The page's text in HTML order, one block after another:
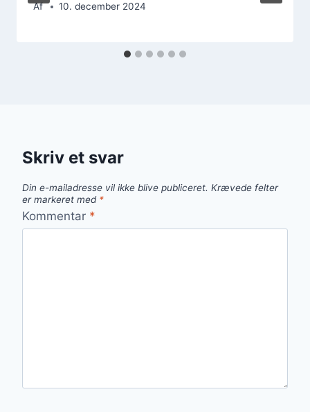
Af 10. december 2024
Skriv et svar
Din e-mailadresse vil ikke blive publiceret. Krævede felter
er markeret med *
Kommentar *